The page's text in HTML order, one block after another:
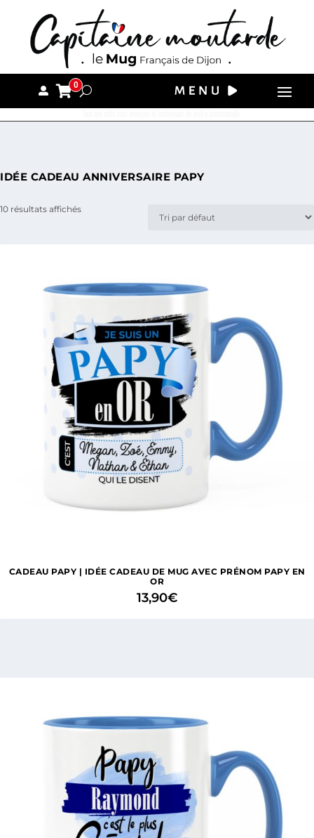
0
IDÉE CADEAU ANNIVERSAIRE PAPY
10 résultats affichés
CADEAU PAPY | IDÉE CADEAU DE MUG AVEC PRÉNOM PAPY EN
OR
13,90€